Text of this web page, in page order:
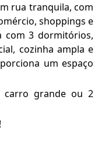
rua tranquila, com
shoppings e
com 3 dormitórios,
cozinha ampla e
um espaço
carro grande ou 2